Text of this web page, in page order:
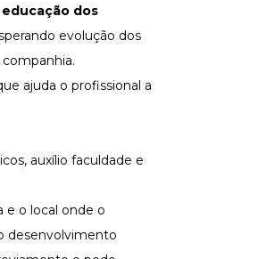
dos
evolução dos
ajuda o profissional a
auxílio faculdade e
e o local onde o
desenvolvimento